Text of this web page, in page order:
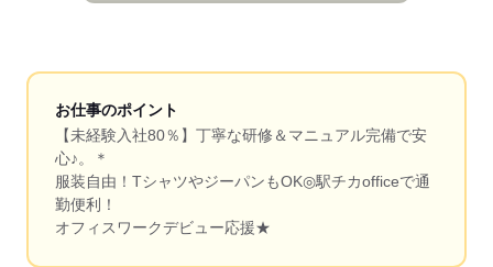
お仕事のポイント
【未経験入社80％】丁寧な研修＆マニュアル完備で安
心♪。＊
服装自由！TシャツやジーパンもOK◎駅チカofficeで通
勤便利！
オフィスワークデビュー応援★